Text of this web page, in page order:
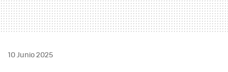
10 Junio 2025